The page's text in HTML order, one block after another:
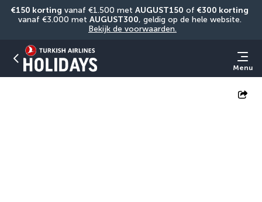
€150 korting vanaf €1.500 met AUGUST150 of €300 korting
vanaf €3.000 met AUGUST300
Bekijk de voorwaarden.
Menu